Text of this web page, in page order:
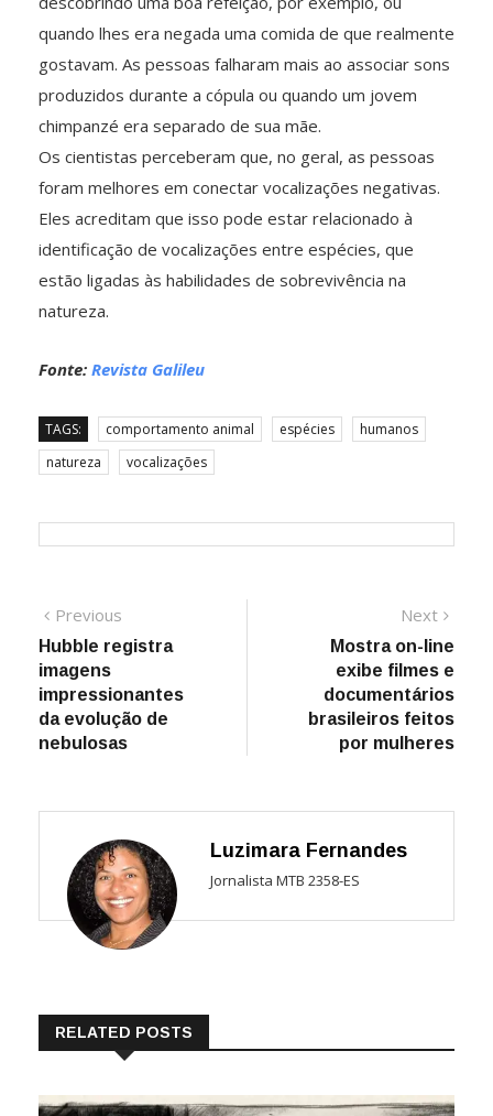
quando lhes era negada uma comida de que realmente
gostavam. As pessoas falharam mais ao associar sons
produzidos durante a cópula ou quando um jovem
chimpanzé era separado de sua mãe.
Os cientistas perceberam que, no geral, as pessoas
foram melhores em conectar vocalizações negativas.
Eles acreditam que isso pode estar relacionado à
identificação de vocalizações entre espécies, que
estão ligadas às habilidades de sobrevivência na
natureza.
Fonte: Revista Galileu
TAGS: comportamento animal espécies
humanos
natureza
vocalizações
Navegação
de
Post
Previous
post:
Hubble registra
imagens
impressionantes
da evolução de
nebulosas
Next
Mostra on-line
exibe filmes e
documentários
brasileiros feitos
por mulheres
Luzimara Fernandes
Jornalista MTB 2358-ES
RELATED POSTS